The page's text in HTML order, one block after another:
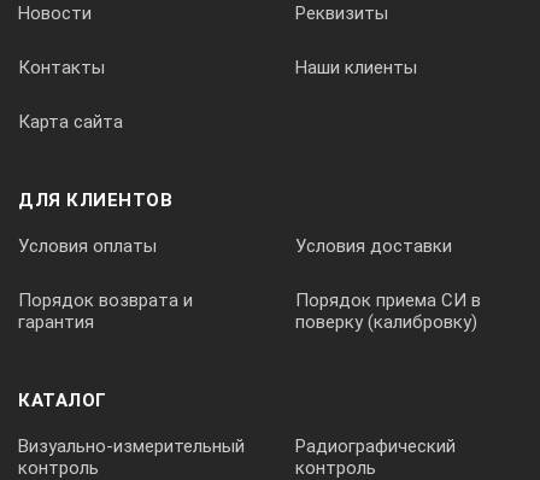
Новости Реквизиты
Контакты Наши клиенты
Карта сайта
ДЛЯ КЛИЕНТОВ
Условия оплаты Условия доставки
Порядок возврата и
гарантия
Порядок приема СИ в
поверку (калибровку)
КАТАЛОГ
Визуально-измерительный
контроль
Радиографический
контроль